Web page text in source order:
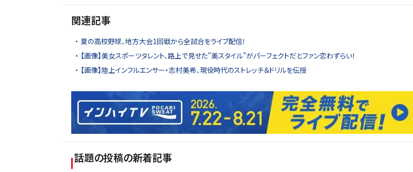
関連記事
夏の高校野球、地方大会1回戦から全試合をライブ配信！
【画像】美女スポーツタレント、路上で見せた”美スタイル”がパーフェクトだとファン恋わずらい！
【画像】陸上インフルエンサー・志村美希、現役時代のストレッチ＆ドリルを伝授
話題の投稿の新着記事